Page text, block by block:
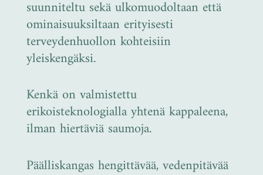
suunniteltu sekä ulkomuodoltaan että
ominaisuuksiltaan erityisesti
terveydenhuollon kohteisiin
yleiskengäksi.
Kenkä on valmistettu
erikoisteknologialla yhtenä kappaleena,
ilman hiertäviä saumoja.
Päälliskangas hengittävää, vedenpitävää